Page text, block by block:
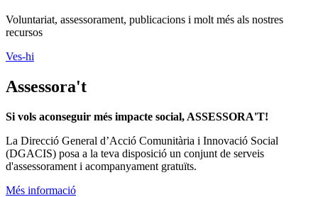
Voluntariat, assessorament, publicacions i molt més als nostres
recursos
Ves-hi
Assessora't
Si vols aconseguir més impacte social, ASSESSORA'T!
La Direcció General d’Acció Comunitària i Innovació Social
(DGACIS) posa a la teva disposició un conjunt de serveis
d'assessorament i acompanyament gratuïts.
Més informació